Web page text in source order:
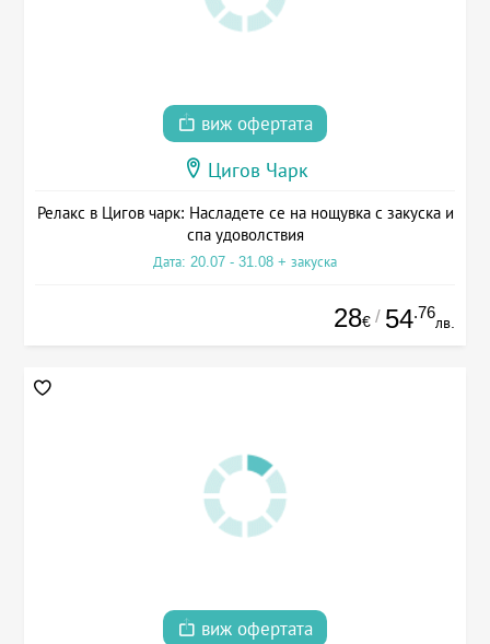
виж офертата
Цигов Чарк
Релакс в Цигов чарк: Насладете се на нощувка с закуска и
спа удоволствия
Дата: 20.07 - 31.08 + закуска
28€ / 54.76
лв.
виж офертата